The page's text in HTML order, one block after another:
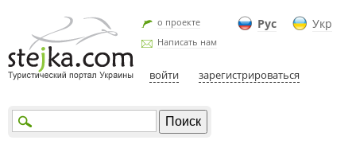
Рус Укр
о проекте
Написать нам
войти зарегистрироваться